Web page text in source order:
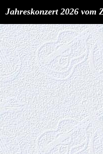
Jahreskonzert 2026 vom